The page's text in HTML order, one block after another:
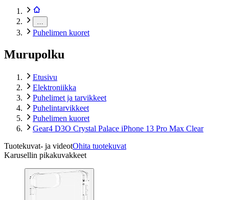
Puhelimen kuoret
Murupolku
Etusivu
Elektroniikka
Puhelimet ja tarvikkeet
Puhelintarvikkeet
Puhelimen kuoret
Gear4 D3O Crystal Palace iPhone 13 Pro Max Clear
Tuotekuvat- ja videotOhita tuotekuvat
Karusellin pikakuvakkeet